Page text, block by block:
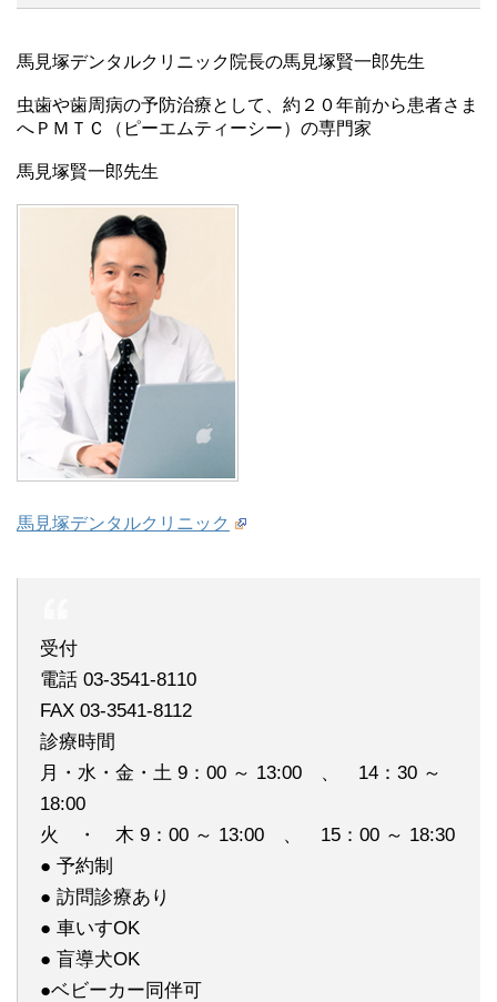
馬見塚デンタルクリニック院長の馬見塚賢一郎先生
虫歯や歯周病の予防治療として、約２０年前から患者さま
へＰＭＴＣ（ピーエムティーシー）の専門家
馬見塚賢一郎先生
馬見塚デンタルクリニック
受付
電話 03-3541-8110
FAX 03-3541-8112
診療時間
月・水・金・土 9：00 ～ 13:00 、 14：30 ～
18:00
火 ・ 木 9：00 ～ 13:00 、 15：00 ～ 18:30
● 予約制
● 訪問診療あり
● 車いすOK
● 盲導犬OK
●ベビーカー同伴可